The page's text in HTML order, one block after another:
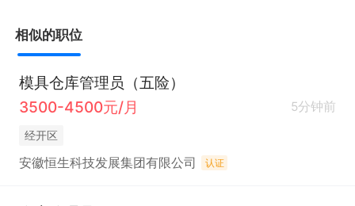
相似的职位
模具仓库管理员（五险）
3500-4500元/月
5分钟前
经开区
安徽恒生科技发展集团有限公司 认证